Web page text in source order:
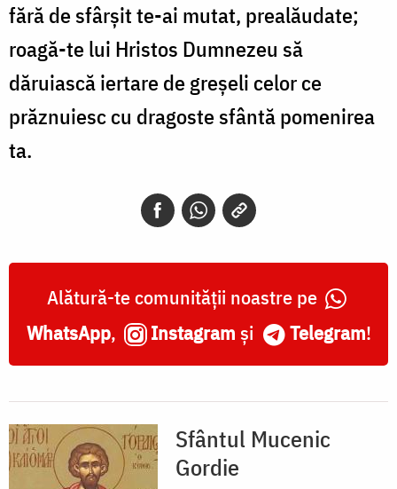
fără de sfârşit te-ai mutat, prealăudate;
roagă-te lui Hristos Dumnezeu să
dăruiască iertare de greşeli celor ce
prăznuiesc cu dragoste sfântă pomenirea
ta.
Alătură-te comunității noastre pe
WhatsApp, Instagram și Telegram!
Sfântul Mucenic
Gordie